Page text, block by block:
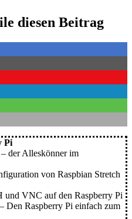
diesen Beitrag
Pi
der Alleskönner im
von Raspbian Stretch
und VNC auf den Raspberry Pi
Den Raspberry Pi einfach zum